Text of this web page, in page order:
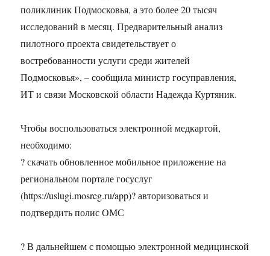
поликлиник Подмосковья, а это более 20 тысяч
исследований в месяц. Предварительный анализ
пилотного проекта свидетельствует о
востребованности услуги среди жителей
Подмосковья», – сообщила министр госуправления,
ИТ и связи Московской области Надежда Куртяник.
Чтобы воспользоваться электронной медкартой,
необходимо:
? скачать обновленное мобильное приложение на
региональном портале госуслуг
(https://uslugi.mosreg.ru/app)? авторизоваться и
подтвердить полис ОМС
? В дальнейшем с помощью электронной медицинской